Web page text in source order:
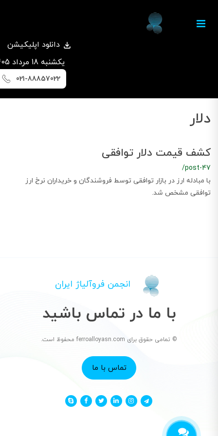
دانلود اپلیکیشن
يكشنبه 18 مرداد 1405
021-88857022
دلار
کشف قیمت دلار توافقی
/post-47
با مبادله ارز در بازار توافقی توسط فروشندگان و خریداران نرخ ارز
توافقی مشخص شد.
انجمن فروآلیاژ ایران
با ما در تماس باشید
© تمامی حقوق برای ferroalloyasn.com محفوظ است.
تماس با ما